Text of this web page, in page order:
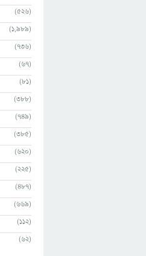
(526)
(1,989)
(736)
(67)
(81)
(388)
(749)
(385)
(620)
(225)
(487)
(669)
(112)
(62)